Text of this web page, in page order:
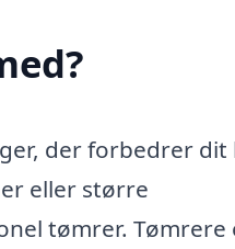
der forbedrer dit
eller større
tømrer. Tømrere